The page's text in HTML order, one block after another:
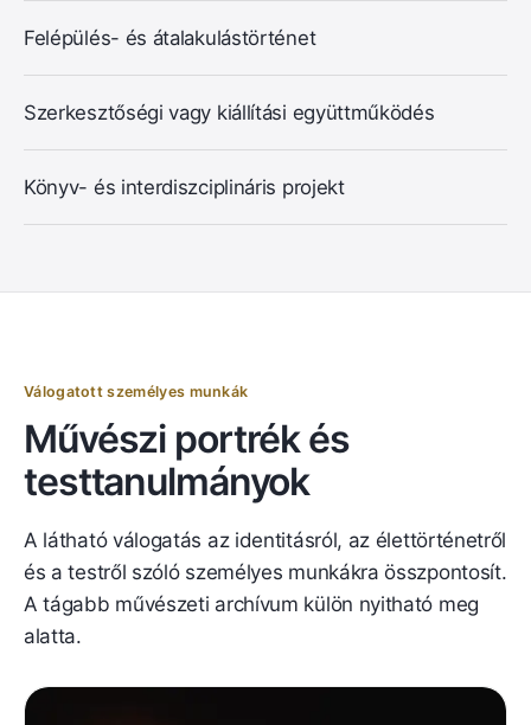
Felépülés- és átalakulástörténet
Szerkesztőségi vagy kiállítási együttműködés
Könyv- és interdiszciplináris projekt
Válogatott személyes munkák
Művészi portrék és
testtanulmányok
A látható válogatás az identitásról, az élettörténetről
és a testről szóló személyes munkákra összpontosít.
A tágabb művészeti archívum külön nyitható meg
alatta.